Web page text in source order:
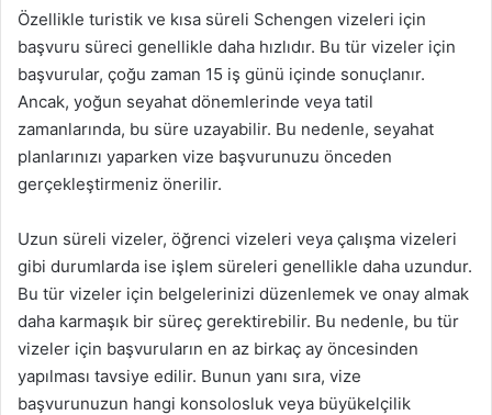
Özellikle turistik ve kısa süreli Schengen vizeleri için
başvuru süreci genellikle daha hızlıdır. Bu tür vizeler için
başvurular, çoğu zaman 15 iş günü içinde sonuçlanır.
Ancak, yoğun seyahat dönemlerinde veya tatil
zamanlarında, bu süre uzayabilir. Bu nedenle, seyahat
planlarınızı yaparken vize başvurunuzu önceden
gerçekleştirmeniz önerilir.
Uzun süreli vizeler, öğrenci vizeleri veya çalışma vizeleri
gibi durumlarda ise işlem süreleri genellikle daha uzundur.
Bu tür vizeler için belgelerinizi düzenlemek ve onay almak
daha karmaşık bir süreç gerektirebilir. Bu nedenle, bu tür
vizeler için başvuruların en az birkaç ay öncesinden
yapılması tavsiye edilir. Bunun yanı sıra, vize
başvurunuzun hangi konsolosluk veya büyükelçilik